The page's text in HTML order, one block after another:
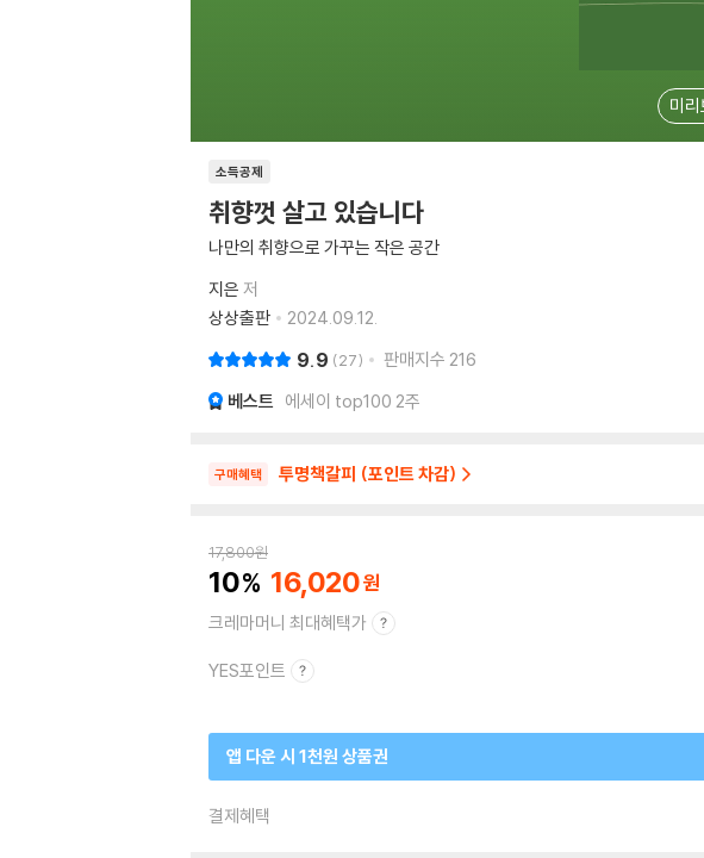
미리
소득공제
취향껏 살고 있습니다
나만의 취향으로 가꾸는 작은 공간
지은 저
상상출판
2024.09.12.
9.9 27 판매지수 216
베스트 에세이 top100 2주
구매혜택 투명책갈피 (포인트 차감)
17,800원
10 16,020
크레마머니 최대혜택가
YES포인트
앱 다운 시 1천원 상품권
결제혜택